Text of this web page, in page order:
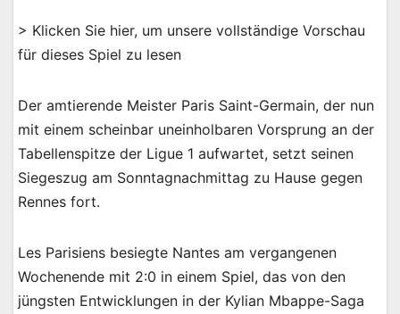
> Klicken Sie hier, um unsere vollständige Vorschau
für dieses Spiel zu lesen
Der amtierende Meister Paris Saint-Germain, der nun
mit einem scheinbar uneinholbaren Vorsprung an der
Tabellenspitze der Ligue 1 aufwartet, setzt seinen
Siegeszug am Sonntagnachmittag zu Hause gegen
Rennes fort.
Les Parisiens besiegte Nantes am vergangenen
Wochenende mit 2:0 in einem Spiel, das von den
jüngsten Entwicklungen in der Kylian Mbappe-Saga